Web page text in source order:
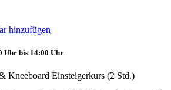
hinzufügen
Uhr bis 14:00 Uhr
Kneeboard Einsteigerkurs (2 Std.)